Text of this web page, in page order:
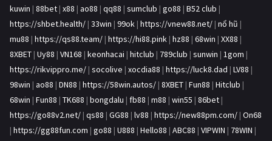
kuwin | 88bet | x88 | ao88 | qq88 | sumclub | go88 | B52 club |
https://shbet.health/ | 33win | 99ok | https://vnew88.net/ | nổ hũ |
mu88 | https://qs88.team/ | https://hi88.pink | hz88 | 68win | XX88 |
8XBET | Uy88 | VN168 | keonhacai | hitclub | 789club | sunwin | 1gom |
https://rikvippro.me/ | socolive | xocdia88 | https://luck8.dad | LV88 |
98win | ao88 | DN88 | https://58win.autos/ | 8XBET | Fun88 | Hitclub |
68win | Fun88 | TK688 | bongdalu | fb88 | m88 | win55 | 86bet |
https://go88v2.net/ | qs88 | GG88 | lv88 | https://new88pm.com/ | On68
| https://gg88fun.com | go88 | U888 | Hello88 | ABC88 | VIPWIN | 78WIN |